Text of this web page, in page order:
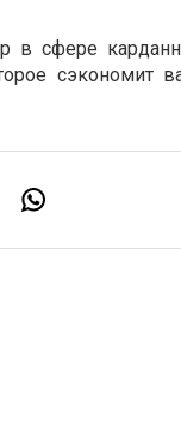
в сфере
сэкономит